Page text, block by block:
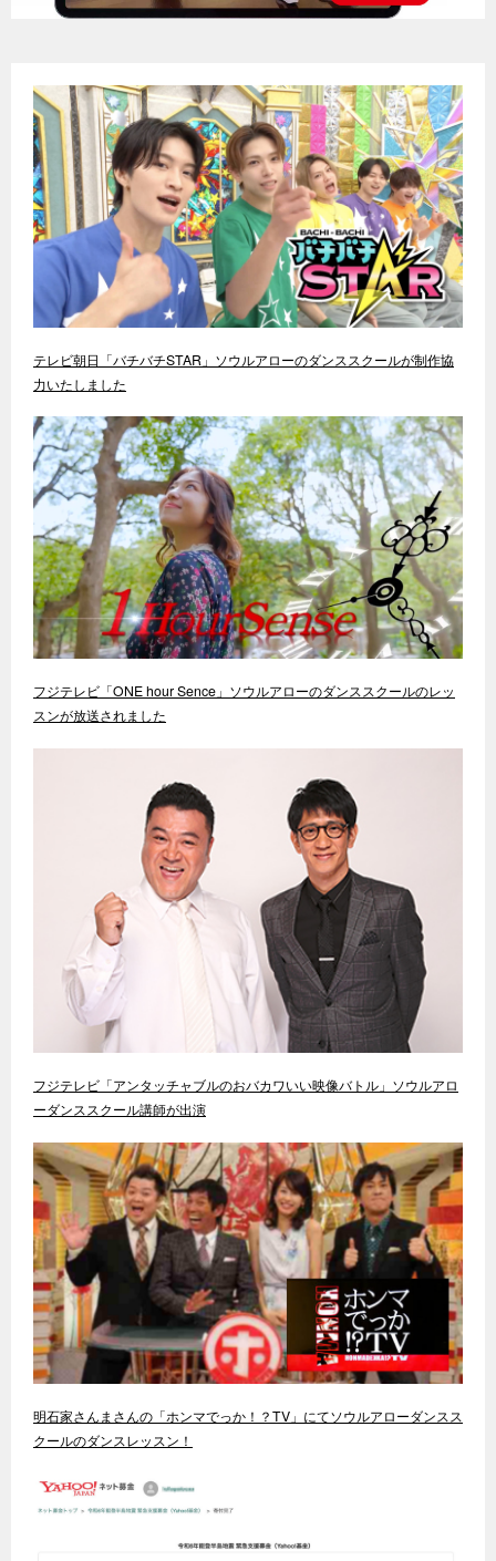
テレビ朝日「バチバチSTAR」ソウルアローのダンススクールが制作協
力いたしました
フジテレビ「ONE hour Sence」ソウルアローのダンススクールのレッ
スンが放送されました
フジテレビ「アンタッチャブルのおバカワいい映像バトル」ソウルアロ
ーダンススクール講師が出演
明石家さんまさんの「ホンマでっか！？TV」にてソウルアローダンスス
クールのダンスレッスン！